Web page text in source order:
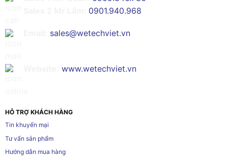
0901.940.968
sales@wetechviet.vn
www.wetechviet.vn
HỖ TRỢ KHÁCH HÀNG
Tin khuyến mại
Tư vấn sản phẩm
Hướng dẫn mua hàng